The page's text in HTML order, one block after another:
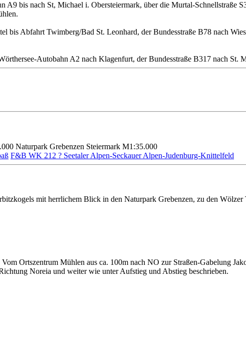
bis nach St, Michael i. Obersteiermark, über die Murtal-Schnellstraße
bis Abfahrt Twimberg/Bad St. Leonhard, der Bundesstraße B78 nach
Autobahn A2 nach Klagenfurt, der Bundesstraße B317 nach St.
Naturpark Grebenzen Steiermark M1:35.000
F&B WK 212 ? Seetaler Alpen-Seckauer Alpen-Judenburg-Knittelfeld
mit herrlichem Blick in den Naturpark Grebenzen, zu den
Ortszentrum Mühlen aus ca. 100m nach NO zur Straßen-Gabelung
Noreia und weiter wie unter Aufstieg und Abstieg beschrieben.